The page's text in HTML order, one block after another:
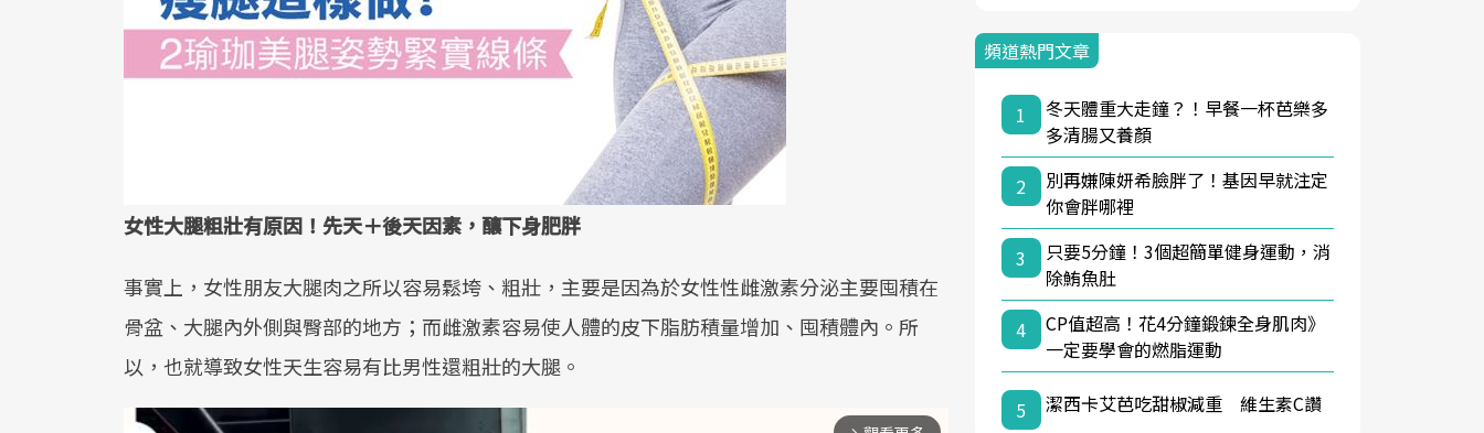
女性大腿粗壯有原因！先天＋後天因素，釀下身肥胖
事實上，女性朋友大腿肉之所以容易鬆垮、粗壯，主要是因為於女性性雌激素分泌主要囤積在
骨盆、大腿內外側與臀部的地方；而雌激素容易使人體的皮下脂肪積量增加、囤積體內。所
以，也就導致女性天生容易有比男性還粗壯的大腿。
頻道熱門文章
1
冬天體重大走鐘？！早餐一杯芭樂多
多清腸又養顏
2
別再嫌陳妍希臉胖了！基因早就注定
你會胖哪裡
3
只要5分鐘！3個超簡單健身運動，消
除鮪魚肚
4
CP值超高！花4分鐘鍛鍊全身肌肉》
一定要學會的燃脂運動
5 潔西卡艾芭吃甜椒減重 維生素C讚